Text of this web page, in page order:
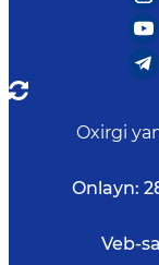
Oxirgi
Onlayn:
Veb-